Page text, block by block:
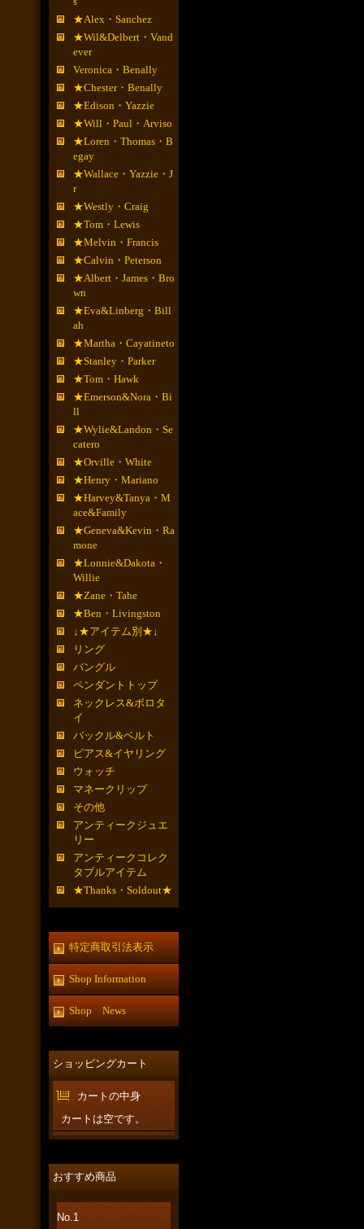
★Alex・Sanchez
★Wil&Delbert・Vand
ever
Veronica・Benally
★Chester・Benally
★Edison・Yazzie
★Will・Paul・Arviso
★Loren・Thomas・B
egay
★Wallace・Yazzie・J
r
★Westly・Craig
★Tom・Lewis
★Melvin・Francis
★Calvin・Peterson
★Albert・James・Bro
wn
★Eva&Linberg・Bill
ah
★Martha・Cayatineto
★Stanley・Parker
★Tom・Hawk
★Emerson&Nora・Bi
ll
★Wylie&Landon・Se
catero
★Orville・White
★Henry・Mariano
★Harvey&Tanya・M
ace&Family
★Geneva&Kevin・Ra
mone
★Lonnie&Dakota・
Willie
★Zane・Tahe
★Ben・Livingston
↓★アイテム別★↓
リング
バングル
ペンダントトップ
ネックレス&ボロタ
イ
バックル&ベルト
ピアス&イヤリング
ウォッチ
マネークリップ
その他
アンティークジュエ
リー
アンティークコレク
タブルアイテム
★Thanks・Soldout★
特定商取引法表示
Shop Information
Shop News
ショッピングカート
カートの中身
カートは空です。
おすすめ商品
No.1